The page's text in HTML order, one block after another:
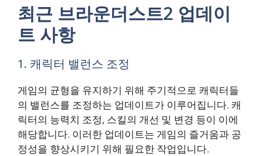
최근 브라운더스트2 업데이
트 사항
1. 캐릭터 밸런스 조정
게임의 균형을 유지하기 위해 주기적으로 캐릭터들
의 밸런스를 조정하는 업데이트가 이루어집니다. 캐
릭터의 능력치 조정, 스킬의 개선 및 변경 등이 이에
해당합니다. 이러한 업데이트는 게임의 즐거움과 공
정성을 향상시키기 위해 필요한 작업입니다.